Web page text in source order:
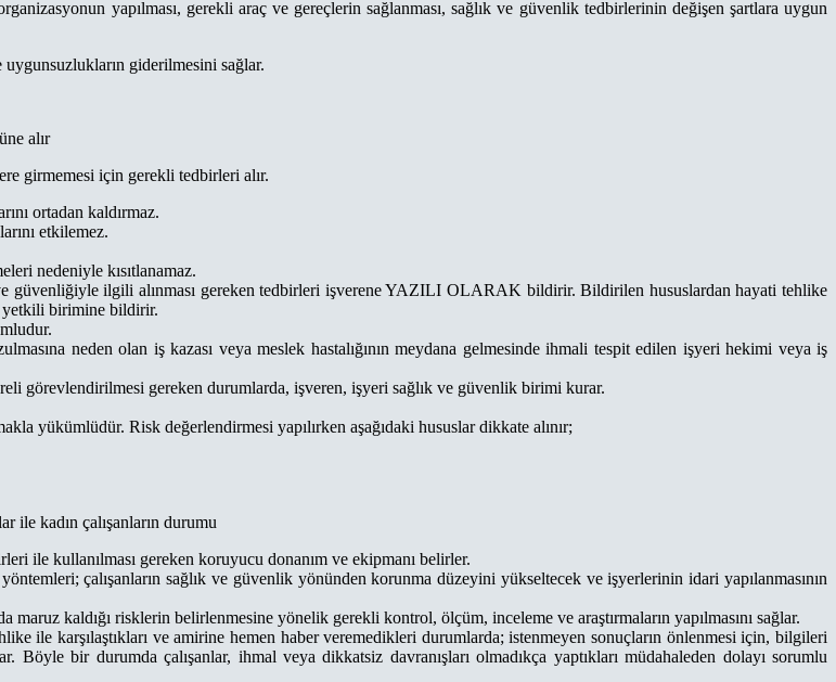
yapılması, gerekli araç ve gereçlerin sağlanması, sağlık ve güvenlik tedbirlerinin değişen şartlara uygun
uygunsuzlukların giderilmesini sağlar.
alır
girmemesi için gerekli tedbirleri alır.
ortadan kaldırmaz.
etkilemez.
nedeniyle kısıtlanamaz.
güvenliğiyle ilgili alınması gereken tedbirleri işverene YAZILI OLARAK bildirir. Bildirilen hususlardan hayati tehlike
yetkili birimine bildirir.
neden olan iş kazası veya meslek hastalığının meydana gelmesinde ihmali tespit edilen işyeri hekimi veya iş
görevlendirilmesi gereken durumlarda, işveren, işyeri sağlık ve güvenlik birimi kurar.
yükümlüdür. Risk değerlendirmesi yapılırken aşağıdaki hususlar dikkate alınır;
ile kadın çalışanların durumu
ile kullanılması gereken koruyucu donanım ve ekipmanı belirler.
çalışanların sağlık ve güvenlik yönünden korunma düzeyini yükseltecek ve işyerlerinin idari yapılanmasının
maruz kaldığı risklerin belirlenmesine yönelik gerekli kontrol, ölçüm, inceleme ve araştırmaların yapılmasını sağlar.
ile karşılaştıkları ve amirine hemen haber veremedikleri durumlarda; istenmeyen sonuçların önlenmesi için, bilgileri
Böyle bir durumda çalışanlar, ihmal veya dikkatsiz davranışları olmadıkça yaptıkları müdahaleden dolayı sorumlu